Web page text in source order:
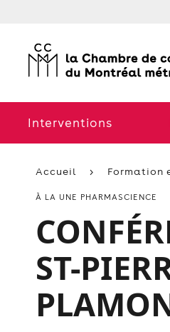
Interventions
Accueil Formation
À LA UNE PHARMASCIENCE
ST-